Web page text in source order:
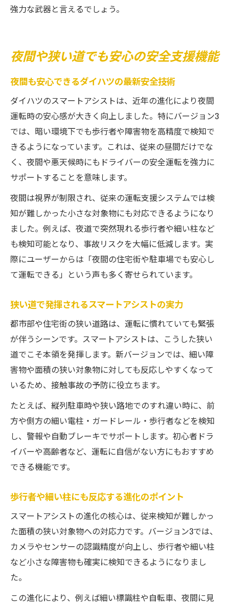
強力な武器と言えるでしょう。
夜間や狭い道でも安心の安全支援機能
夜間も安心できるダイハツの最新安全技術
ダイハツのスマートアシストは、近年の進化により夜間
運転時の安心感が大きく向上しました。特にバージョン3
では、暗い環境下でも歩行者や障害物を高精度で検知で
きるようになっています。これは、従来の昼間だけでな
く、夜間や悪天候時にもドライバーの安全運転を強力に
サポートすることを意味します。
夜間は視界が制限され、従来の運転支援システムでは検
知が難しかった小さな対象物にも対応できるようになり
ました。例えば、夜道で突然現れる歩行者や細い柱など
も検知可能となり、事故リスクを大幅に低減します。実
際にユーザーからは「夜間の住宅街や駐車場でも安心し
て運転できる」という声も多く寄せられています。
狭い道で発揮されるスマートアシストの実力
都市部や住宅街の狭い道路は、運転に慣れていても緊張
が伴うシーンです。スマートアシストは、こうした狭い
道でこそ本領を発揮します。新バージョンでは、細い障
害物や面積の狭い対象物に対しても反応しやすくなって
いるため、接触事故の予防に役立ちます。
たとえば、縦列駐車時や狭い路地でのすれ違い時に、前
方や側方の細い電柱・ガードレール・歩行者などを検知
し、警報や自動ブレーキでサポートします。初心者ドラ
イバーや高齢者など、運転に自信がない方にもおすすめ
できる機能です。
歩行者や細い柱にも反応する進化のポイント
スマートアシストの進化の核心は、従来検知が難しかっ
た面積の狭い対象物への対応力です。バージョン3では、
カメラやセンサーの認識精度が向上し、歩行者や細い柱
など小さな障害物も確実に検知できるようになりまし
た。
この進化により、例えば細い標識柱や自転車、夜間に見